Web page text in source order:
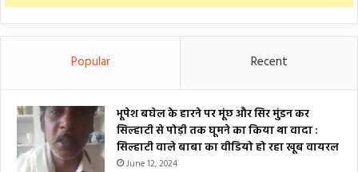
Popular Recent
भूपेश बघेल के हारने पर मूंछ और सिर मुंडन कर
सिल्हाटी से पोड़ी तक घूमने का किया था वादा :
सिल्हाटी वाले बाबा का वीडियो हो रहा खूब वायरल
June 12, 2024